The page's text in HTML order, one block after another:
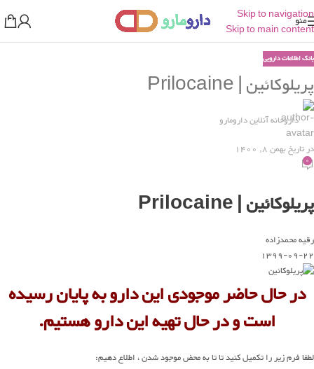
Skip to navigation
Skip to main content
منو
بانک اطلاعات دارویی
پریلوکائین | Prilocaine
داروخانه آنلاین دارومارو
در تاریخ بهمن 8, 1400
0
پریلوکائین | Prilocaine
رقیه محمدزاده
1399-09-22
در حال حاضر موجودی این دارو به پایان رسیده
است و در حال تهیه این دارو هستیم.
لطفا فرم زیر را تکمیل کنید تا تا به محض موجود شدن ، اطلاع دهیم: